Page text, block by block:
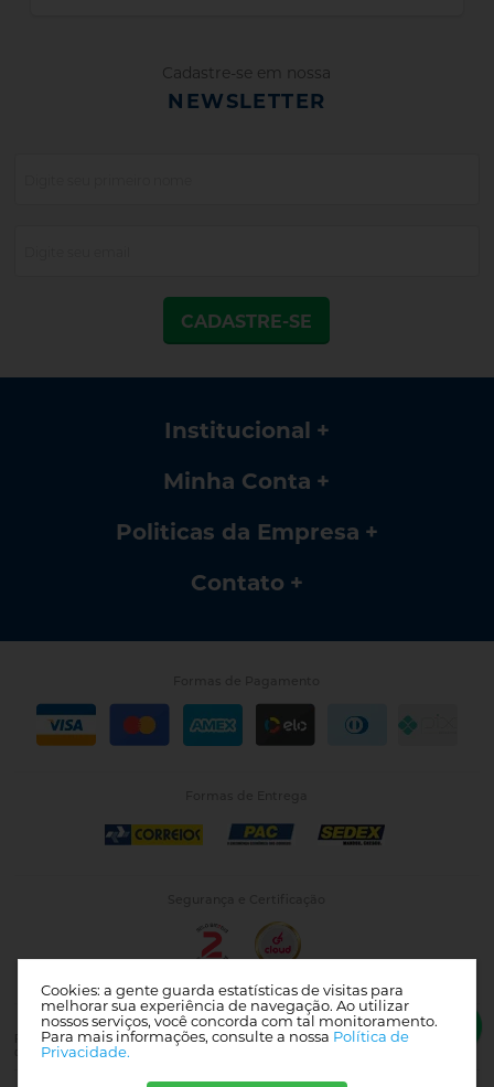
Cookies: a gente guarda estatísticas de visitas para
melhorar sua experiência de navegação. Ao utilizar
nossos serviços, você concorda com tal monitoramento.
Para mais informações, consulte a nossa Política de
Privacidade.
Cadastre-se em nossa
NEWSLETTER
CADASTRE-SE
Institucional
Minha Conta
Politicas da Empresa
Contato
Photo 43 | CNPJ: 26.475.488/0001-05 | Av. Nilo Peçanha, 50, Centro, Sala 1002 - Rio
de Janeiro - RJ - CEP: 20020-906. |